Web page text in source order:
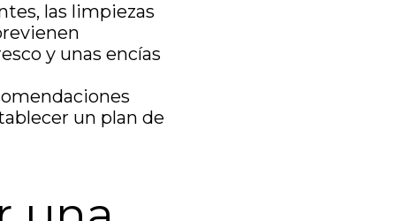
las limpiezas
y unas encías
un plan de